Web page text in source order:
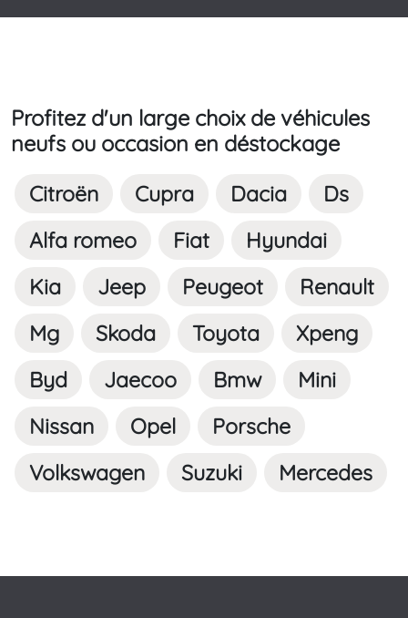
Profitez d'un large choix de véhicules
neufs ou occasion en déstockage
Citroën Cupra Dacia
Ds
Alfa romeo
Fiat
Hyundai
Kia
Jeep Peugeot
Renault
Mg
Skoda Toyota
Xpeng
Byd
Jaecoo Bmw
Mini
Nissan
Opel
Porsche
Volkswagen
Suzuki Mercedes